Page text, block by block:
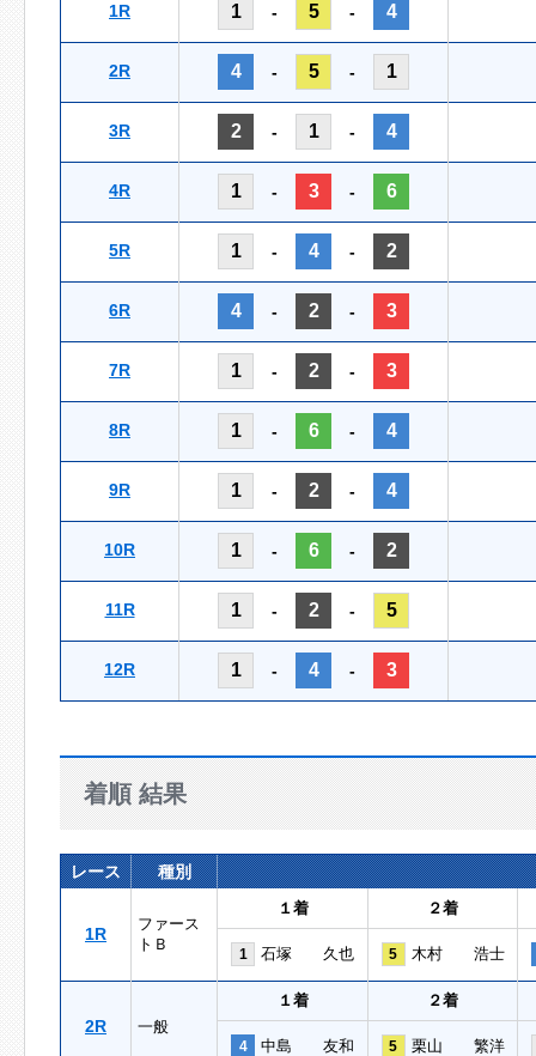
1R 1 - 5 - 4
2R 4 - 5 - 1
3R 2 - 1 - 4
4R 1 - 3 - 6
5R 1 - 4 - 2
6R 4 - 2 - 3
7R 1 - 2 - 3
8R 1 - 6 - 4
9R 1 - 2 - 4
10R 1 - 6 - 2
11R 1 - 2 - 5
12R 1 - 4 - 3
着順 結果
レース 種別
1R
ファース
トＢ
１着 ２着
1 石塚 久也 5 木村 浩士
2R 一般
１着 ２着
4 中島 友和 5 栗山 繁洋